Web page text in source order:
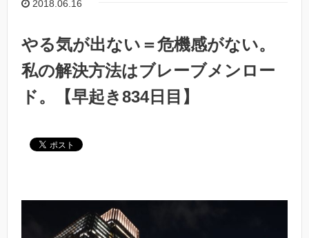
2018.06.16
やる気が出ない＝危機感がない。
私の解決方法はブレーブメンロー
ド。【早起き834日目】